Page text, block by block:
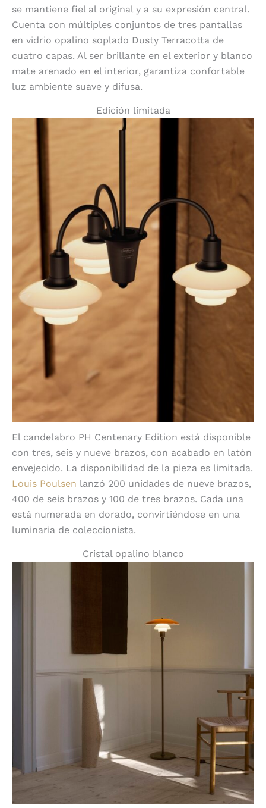
se mantiene fiel al original y a su expresión central.
Cuenta con múltiples conjuntos de tres pantallas
en vidrio opalino soplado Dusty Terracotta de
cuatro capas. Al ser brillante en el exterior y blanco
mate arenado en el interior, garantiza confortable
luz ambiente suave y difusa.
Edición limitada
El candelabro PH Centenary Edition está disponible
con tres, seis y nueve brazos, con acabado en latón
envejecido. La disponibilidad de la pieza es limitada.
Louis Poulsen lanzó 200 unidades de nueve brazos,
400 de seis brazos y 100 de tres brazos. Cada una
está numerada en dorado, convirtiéndose en una
luminaria de coleccionista.
Cristal opalino blanco